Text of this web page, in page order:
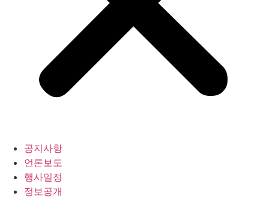
공지사항
언론보도
행사일정
정보공개